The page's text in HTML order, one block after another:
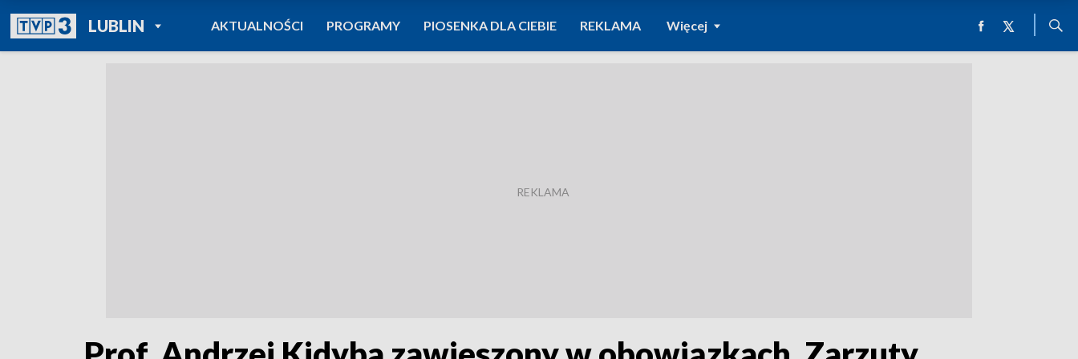
LUBLINPOWRÓT DO
TVP REGIONY
AKTUALNOŚCI PROGRAMY PIOSENKA DLA CIEBIE REKLAMA Więcej